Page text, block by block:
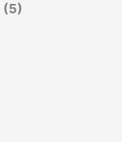
(5)